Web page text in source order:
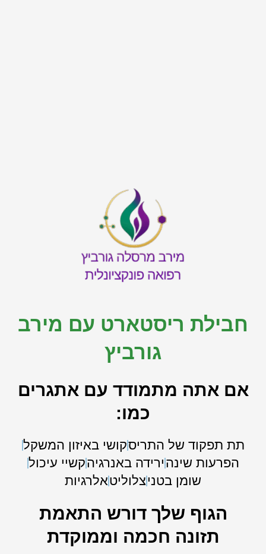
חבילת ריסטארט עם מירב
גורביץ
אם אתה מתמודד עם אתגרים
כמו:
תת תפקוד של התריסקושי באיזון המשקל
הפרעות שינה ירידה באנרגיהקשיי עיכול
שומן בטניצלוליטאלרגיות
הגוף שלך דורש התאמת
תזונה חכמה וממוקדת